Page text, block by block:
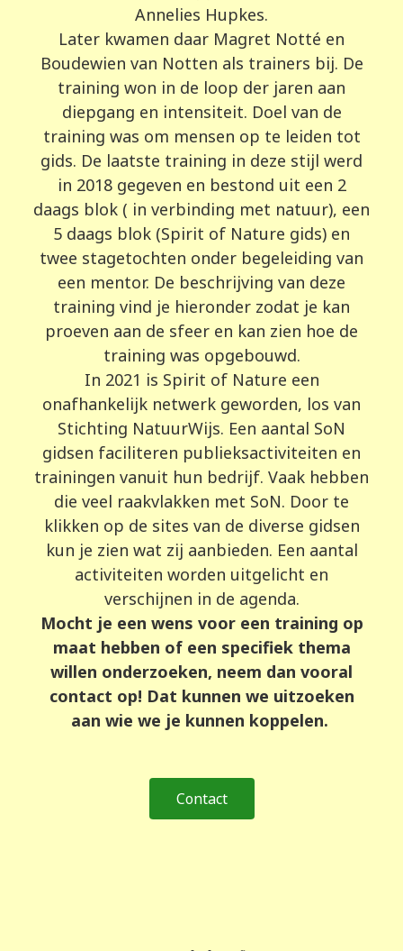
Annelies Hupkes.
Later kwamen daar Magret Notté en
Boudewien van Notten als trainers bij. De
training won in de loop der jaren aan
diepgang en intensiteit. Doel van de
training was om mensen op te leiden tot
gids. De laatste training in deze stijl werd
in 2018 gegeven en bestond uit een 2
daags blok ( in verbinding met natuur), een
5 daags blok (Spirit of Nature gids) en
twee stagetochten onder begeleiding van
een mentor. De beschrijving van deze
training vind je hieronder zodat je kan
proeven aan de sfeer en kan zien hoe de
training was opgebouwd.
In 2021 is Spirit of Nature een
onafhankelijk netwerk geworden, los van
Stichting NatuurWijs. Een aantal SoN
gidsen faciliteren publieksactiviteiten en
trainingen vanuit hun bedrijf. Vaak hebben
die veel raakvlakken met SoN. Door te
klikken op de sites van de diverse gidsen
kun je zien wat zij aanbieden. Een aantal
activiteiten worden uitgelicht en
verschijnen in de agenda.
Mocht je een wens voor een training op
maat hebben of een specifiek thema
willen onderzoeken, neem dan vooral
contact op! Dat kunnen we uitzoeken
aan wie we je kunnen koppelen.
Contact